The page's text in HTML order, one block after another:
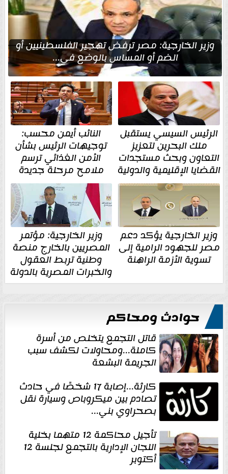
وزير الخارجية: مصر ترفض تهجير الفلسطينيين أو
الضم أو المساس بالوضع في...
الرئيس السيسي يستقبل
ملك البحرين لتعزيز
التعاون وبحث مستجدات
القضايا الإقليمية والدولية
النائب أيمن محسب:
توجيهات الرئيس بشأن
الأمن الغذائي ترسم
ملامح مرحلة جديدة
وزير الخارجية يؤكد دعم
مصر للجهود الرامية إلى
تسوية الأزمة الراهنة
وزير الخارجية: مؤتمر
المصريين بالخارج منصة
وطنية تربط العقول
والخبرات المصرية بالدولة
حوادث ومحاكم
قاتل التجمع يتخلص من أسرة
كاملة...ومحاولات لكشف سبب
الجريمة البشعة
كارثة...إصابة 17 شخصًا في حادث
تصادم بين ميكروباص وسيارة نقل
بصحراوي بني...
تأجيل محاكمة 12 متهما بخلية
اللجان الإدارية بالتجمع لجلسة 12
أكتوبر